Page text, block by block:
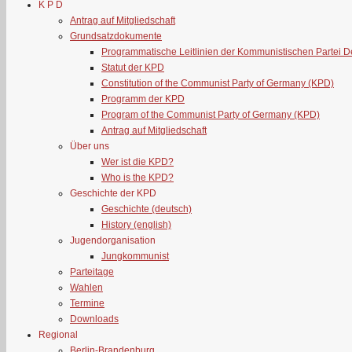
K P D
Antrag auf Mitgliedschaft
Grundsatzdokumente
Programmatische Leitlinien der Kommunistischen Partei
Statut der KPD
Constitution of the Communist Party of Germany (KPD)
Programm der KPD
Program of the Communist Party of Germany (KPD)
Antrag auf Mitgliedschaft
Über uns
Wer ist die KPD?
Who is the KPD?
Geschichte der KPD
Geschichte (deutsch)
History (english)
Jugendorganisation
Jungkommunist
Parteitage
Wahlen
Termine
Downloads
Regional